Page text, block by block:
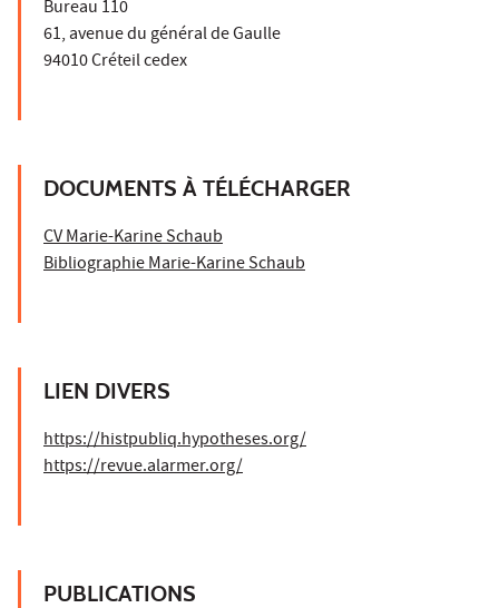
Bureau 110
61, avenue du général de Gaulle
94010 Créteil cedex
DOCUMENTS À TÉLÉCHARGER
CV Marie-Karine Schaub
Bibliographie Marie-Karine Schaub
LIEN DIVERS
https://histpubliq.hypotheses.org/
https://revue.alarmer.org/
PUBLICATIONS